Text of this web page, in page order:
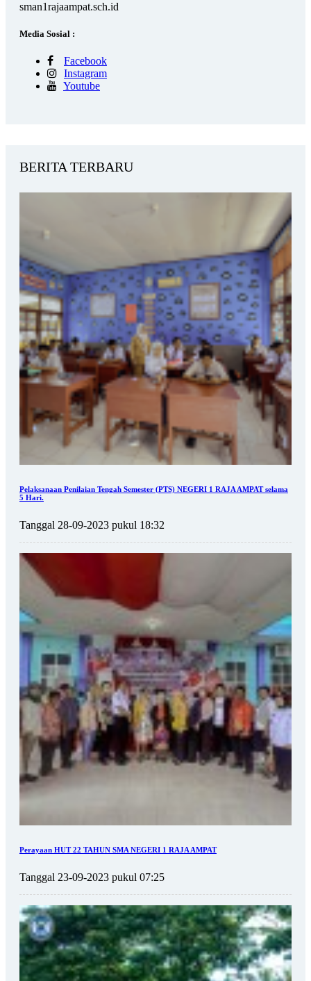
sman1rajaampat.sch.id
Media Sosial :
Facebook
Instagram
Youtube
BERITA TERBARU
Pelaksanaan Penilaian Tengah Semester (PTS) NEGERI 1 RAJA AMPAT selama
5 Hari.
Tanggal 28-09-2023 pukul 18:32
Perayaan HUT 22 TAHUN SMA NEGERI 1 RAJA AMPAT
Tanggal 23-09-2023 pukul 07:25